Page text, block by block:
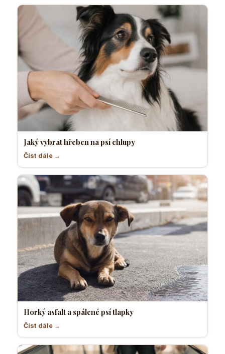
Jaký vybrat hřeben na psí chlupy
Číst dále →
Horký asfalt a spálené psí tlapky
Číst dále →